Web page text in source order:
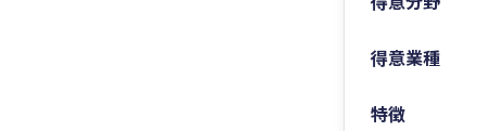
得意業種
特徴